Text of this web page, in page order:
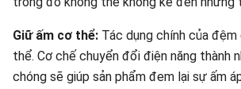
Giữ ấm cơ thể: Tác dụng chính của
thể. Cơ chế chuyển đổi điện năng thành
chóng sẽ giúp sản phẩm đem lại sự ấm